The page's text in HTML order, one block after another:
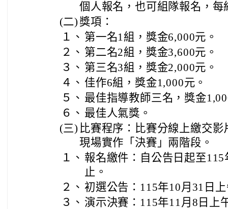
個人報名，也可組隊報名，每
(二) 獎項：
１、 第一名1組，獎金6,000元。
２、 第二名2組，獎金3,600元。
３、 第三名3組，獎金2,000元。
４、 佳作6組，獎金1,000元。
５、 最佳指導教師三名，獎金
６、 最佳人氣獎。
(三) 比賽程序：比賽分線上繳交
現場實作「決賽」兩階段。
１、 報名繳件：自公告日起至
止。
２、 初選公告：115年10月31日
３、 演示決賽：115年11月8日上